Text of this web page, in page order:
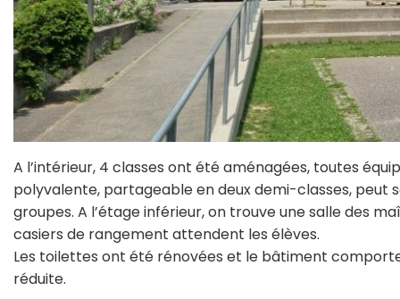
A l’intérieur, 4 classes ont été aménagées, toutes
polyvalente, partageable en deux demi-classes, peut
groupes. A l’étage inférieur, on trouve une salle des
casiers de rangement attendent les élèves.
Les toilettes ont été rénovées et le bâtiment
réduite.